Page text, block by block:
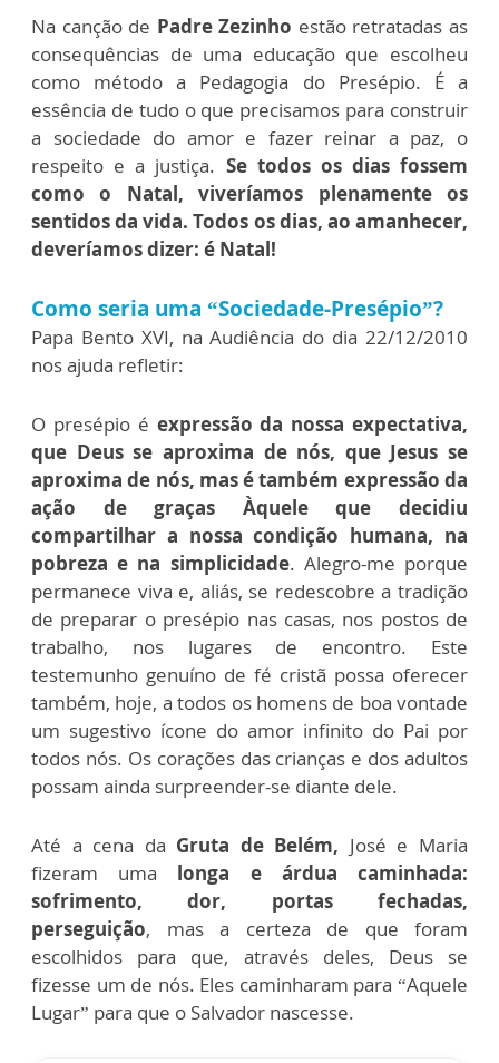
Na canção de Padre Zezinho estão retratadas as
consequências de uma educação que escolheu
como método a Pedagogia do Presépio. É a
essência de tudo o que precisamos para construir
a sociedade do amor e fazer reinar a paz, o
respeito e a justiça. Se todos os dias fossem
como o Natal, viveríamos plenamente os
sentidos da vida. Todos os dias, ao amanhecer,
deveríamos dizer: é Natal!
Como seria uma “Sociedade-Presépio”?
Papa Bento XVI, na Audiência do dia 22/12/2010
nos ajuda refletir:
O presépio é expressão da nossa expectativa,
que Deus se aproxima de nós, que Jesus se
aproxima de nós, mas é também expressão da
ação de graças Àquele que decidiu
compartilhar a nossa condição humana, na
pobreza e na simplicidade. Alegro-me porque
permanece viva e, aliás, se redescobre a tradição
de preparar o presépio nas casas, nos postos de
trabalho, nos lugares de encontro. Este
testemunho genuíno de fé cristã possa oferecer
também, hoje, a todos os homens de boa vontade
um sugestivo ícone do amor infinito do Pai por
todos nós. Os corações das crianças e dos adultos
possam ainda surpreender-se diante dele.
Até a cena da Gruta de Belém, José e Maria
fizeram uma longa e árdua caminhada:
sofrimento, dor, portas fechadas,
perseguição, mas a certeza de que foram
escolhidos para que, através deles, Deus se
fizesse um de nós. Eles caminharam para “Aquele
Lugar” para que o Salvador nascesse.